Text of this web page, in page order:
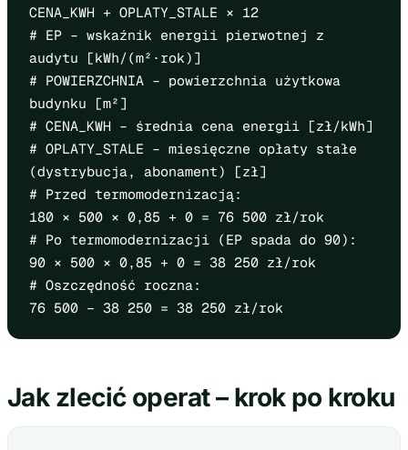
CENA_KWH + OPLATY_STALE × 12
# EP – wskaźnik energii pierwotnej z
audytu [kWh/(m²·rok)]
# POWIERZCHNIA – powierzchnia użytkowa
budynku [m²]
# CENA_KWH – średnia cena energii [zł/kWh]
# OPLATY_STALE – miesięczne opłaty stałe
(dystrybucja, abonament) [zł]
# Przed termomodernizacją:
180 × 500 × 0,85 + 0 = 76 500 zł/rok
# Po termomodernizacji (EP spada do 90):
90 × 500 × 0,85 + 0 = 38 250 zł/rok
# Oszczędność roczna:
76 500 − 38 250 = 38 250 zł/rok
Jak zlecić operat – krok po kroku